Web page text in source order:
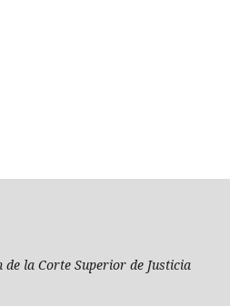
de la Corte Superior de Justicia